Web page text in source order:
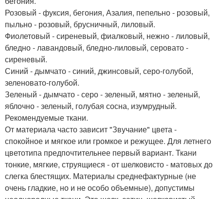
Розовый - фуксия, бегония, Азалия, пепельно - розовый,
пыльно - розовый, брусничный, лиловый.
Фиолетовый - сиреневый, фиалковый, нежно - лиловый,
бледно - лавандовый, бледно-лиловый, серовато -
сиреневый.
Синий - дымчато - синий, джинсовый, серо-голубой,
зеленовато-голубой.
Зеленый - дымчато - серо - зеленый, мятно - зеленый,
яблочно - зеленый, голубая сосна, изумрудный.
Рекомендуемые ткани.
От материала часто зависит "Звучание" цвета -
спокойное и мягкое или громкое и режущее. Для летнего
цветотипа предпочтительнее первый вариант. Ткани
тонкие, мягкие, струящиеся - от шелковисто - матовых до
слегка блестящих. Материалы среднефактурные (не
очень гладкие, но и не особо объемные), допустимы